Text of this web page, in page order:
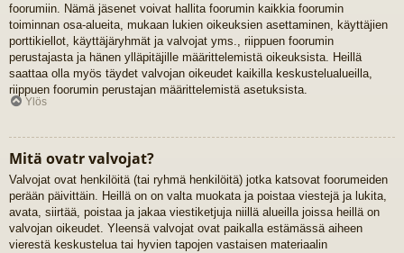
foorumiin. Nämä jäsenet voivat hallita foorumin kaikkia foorumin
toiminnan osa-alueita, mukaan lukien oikeuksien asettaminen, käyttäjien
porttikiellot, käyttäjäryhmät ja valvojat yms., riippuen foorumin
perustajasta ja hänen ylläpitäjille määrittelemistä oikeuksista. Heillä
saattaa olla myös täydet valvojan oikeudet kaikilla keskustelualueilla,
riippuen foorumin perustajan määrittelemistä asetuksista.
Ylös
Mitä ovatr valvojat?
Valvojat ovat henkilöitä (tai ryhmä henkilöitä) jotka katsovat foorumeiden
perään päivittäin. Heillä on on valta muokata ja poistaa viestejä ja lukita,
avata, siirtää, poistaa ja jakaa viestiketjuja niillä alueilla joissa heillä on
valvojan oikeudet. Yleensä valvojat ovat paikalla estämässä aiheen
vierestä keskustelua tai hyvien tapojen vastaisen materiaalin